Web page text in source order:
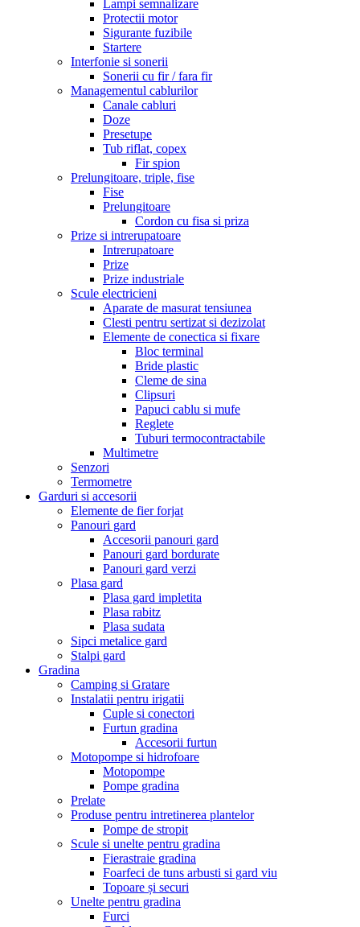
Lampi semnalizare
Protectii motor
Sigurante fuzibile
Startere
Interfonie si sonerii
Sonerii cu fir / fara fir
Managementul cablurilor
Canale cabluri
Doze
Presetupe
Tub riflat, copex
Fir spion
Prelungitoare, triple, fise
Fise
Prelungitoare
Cordon cu fisa si priza
Prize si intrerupatoare
Intrerupatoare
Prize
Prize industriale
Scule electricieni
Aparate de masurat tensiunea
Clesti pentru sertizat si dezizolat
Elemente de conectica si fixare
Bloc terminal
Bride plastic
Cleme de sina
Clipsuri
Papuci cablu si mufe
Reglete
Tuburi termocontractabile
Multimetre
Senzori
Termometre
Garduri si accesorii
Elemente de fier forjat
Panouri gard
Accesorii panouri gard
Panouri gard bordurate
Panouri gard verzi
Plasa gard
Plasa gard impletita
Plasa rabitz
Plasa sudata
Sipci metalice gard
Stalpi gard
Gradina
Camping si Gratare
Instalatii pentru irigatii
Cuple si conectori
Furtun gradina
Accesorii furtun
Motopompe si hidrofoare
Motopompe
Pompe gradina
Prelate
Produse pentru intretinerea plantelor
Pompe de stropit
Scule si unelte pentru gradina
Fierastraie gradina
Foarfeci de tuns arbusti si gard viu
Topoare și securi
Unelte pentru gradina
Furci